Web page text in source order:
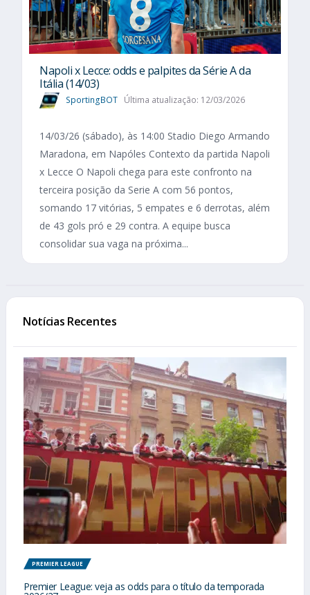
Napoli x Lecce: odds e palpites da Série A da
Itália (14/03)
SportingBOT Última atualização: 12/03/2026
14/03/26 (sábado), às 14:00 Stadio Diego Armando
Maradona, em Napóles Contexto da partida Napoli
x Lecce O Napoli chega para este confronto na
terceira posição da Serie A com 56 pontos,
somando 17 vitórias, 5 empates e 6 derrotas, além
de 43 gols pró e 29 contra. A equipe busca
consolidar sua vaga na próxima...
Notícias Recentes
PREMIER LEAGUE
Premier League: veja as odds para o título da temporada